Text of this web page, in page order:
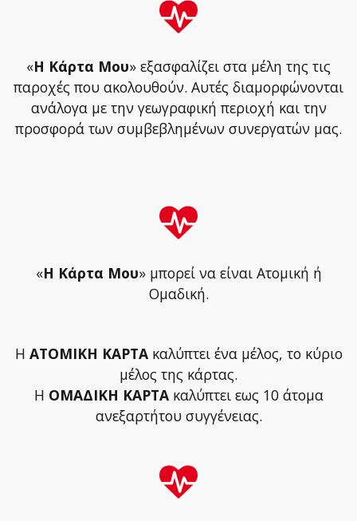
«Η Κάρτα Μου» εξασφαλίζει στα μέλη της τις
παροχές που ακολουθούν. Αυτές διαμορφώνονται
ανάλογα με την γεωγραφική περιοχή και την
προσφορά των συμβεβλημένων συνεργατών μας.
«Η Κάρτα Μου» μπορεί να είναι Ατομική ή
Ομαδική.
Η ΑΤΟΜΙΚΗ ΚΑΡΤΑκαλύπτει ένα μέλος, το κύριο
μέλος της κάρτας.
Η ΟΜΑΔΙΚΗ ΚΑΡΤΑκαλύπτει εως 10 άτομα
ανεξαρτήτου συγγένειας.